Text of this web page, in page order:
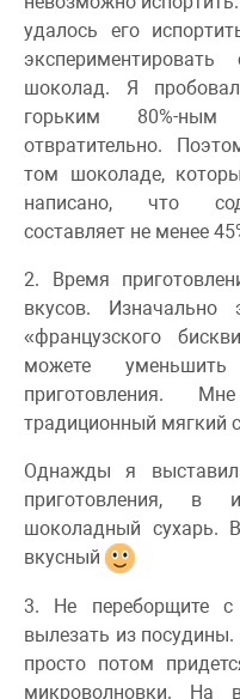
удалось его
шоколад. Я
горьким 80%-ным
отвратительно.
том шоколаде,
написано, что
составляет не менее
2. Время
вкусов.
«французского
можете
приготовления.
традиционный мягкий
Однажды я
приготовления, в
шоколадный сухарь.
вкусный
3. Не переборщите с
вылезать из
просто потом
микроволновки. На